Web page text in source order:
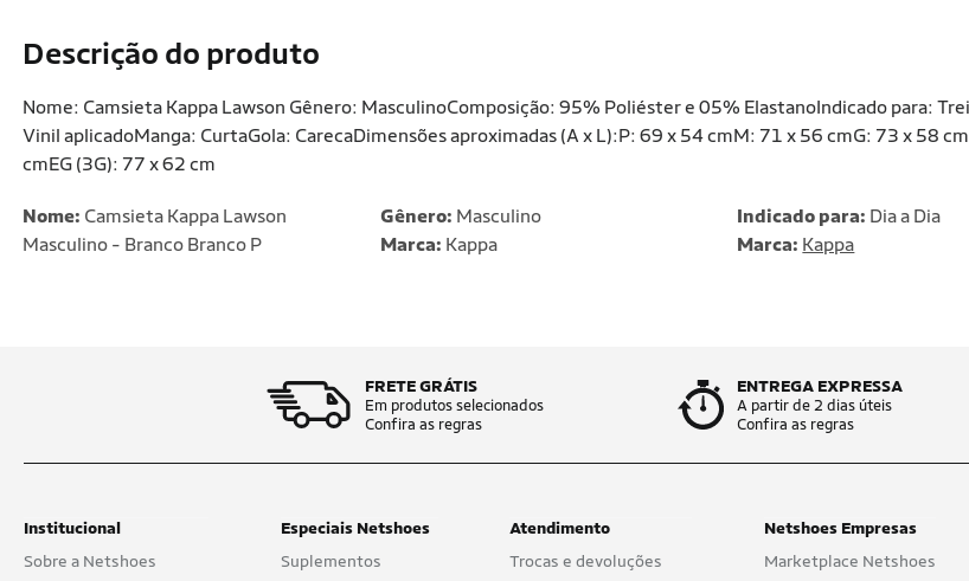
Descrição do produto
Nome: Camsieta Kappa Lawson Gênero: MasculinoComposição: 95% Poliéster e 05% ElastanoIndicado para:
Vinil aplicadoManga: CurtaGola: CarecaDimensões aproximadas (A x L):P: 69 x 54 cmM: 71 x 56 cmG: 73 x 58
cmEG (3G): 77 x 62 cm
Nome: Camsieta Kappa Lawson
Masculino - Branco Branco P
Gênero: Masculino
Marca: Kappa
Indicado para: Dia a Dia
Marca: Kappa
FRETE GRÁTIS
Em produtos selecionados
Confira as regras
ENTREGA EXPRESSA
A partir de 2 dias úteis
Confira as regras
Institucional
Sobre a Netshoes
Especiais Netshoes
Suplementos
Atendimento
Trocas e devoluções
Netshoes Empresas
Marketplace Netshoes